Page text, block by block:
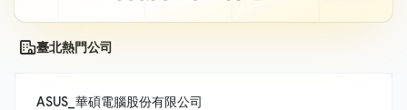
臺北熱門公司
ASUS_華碩電腦股份有限公司